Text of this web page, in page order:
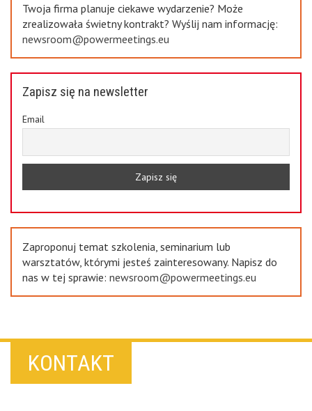
Twoja firma planuje ciekawe wydarzenie? Może
zrealizowała świetny kontrakt? Wyślij nam informację:
newsroom@powermeetings.eu
Zapisz się na newsletter
Email
Zaproponuj temat szkolenia, seminarium lub
warsztatów, którymi jesteś zainteresowany. Napisz do
nas w tej sprawie: newsroom@powermeetings.eu
KONTAKT